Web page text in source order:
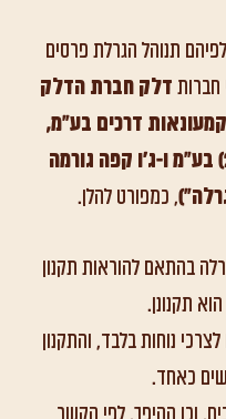
תנוהל הגרלת פרסים
חברות דלק חברת הדלק
דרכים בע"מ,
ברגר קינג ישראל (ב.ק.י 2014) בע"מ ו-ג'ו קפה גורמה
, כמפורט להלן.
בהתאם להוראות תקנון
תקנונן.
נוחות בלבד, והתקנון
כאחד.
וכן ההיפך, לפי הקשר